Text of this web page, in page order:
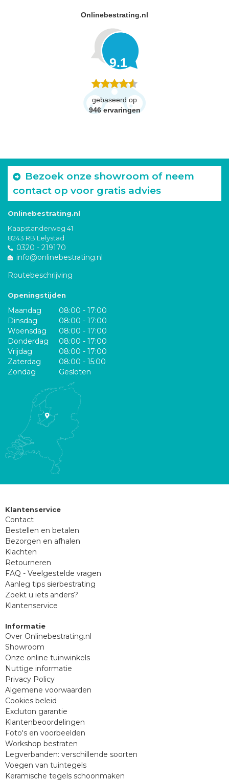
Onlinebestrating.nl
9.1
gebaseerd op
946 ervaringen
Bezoek onze showroom of neem
contact op voor gratis advies
Onlinebestrating.nl
Kaapstanderweg 41
8243 RB Lelystad
0320 - 219170
info@onlinebestrating.nl
Routebeschrijving
Openingstijden
Maandag
08:00 - 17:00
Dinsdag
08:00 - 17:00
Woensdag
08:00 - 17:00
Donderdag
08:00 - 17:00
Vrijdag
08:00 - 17:00
Zaterdag
08:00 - 15:00
Zondag
Gesloten
Klantenservice
Contact
Bestellen en betalen
Bezorgen en afhalen
Klachten
Retourneren
FAQ - Veelgestelde vragen
Aanleg tips sierbestrating
Zoekt u iets anders?
Klantenservice
Informatie
Over Onlinebestrating.nl
Showroom
Onze online tuinwinkels
Nuttige informatie
Privacy Policy
Algemene voorwaarden
Cookies beleid
Excluton garantie
Klantenbeoordelingen
Foto's en voorbeelden
Workshop bestraten
Legverbanden: verschillende soorten
Voegen van tuintegels
Keramische tegels schoonmaken